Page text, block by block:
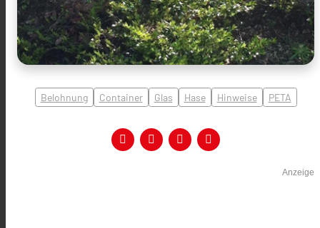
Belohnung Container Glas Hase Hinweise PETA
Anzeige